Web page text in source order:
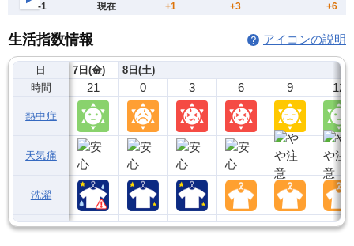
生活指数情報 アイコンの説明
日
時間
熱中症
天気痛
洗濯
7日(金)
21
8日(土)
0 3 6 9 12